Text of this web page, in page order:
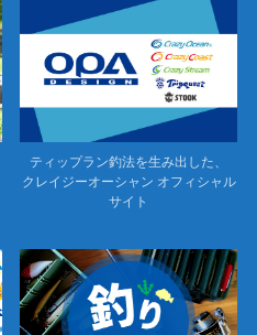
ティップラン釣法を生み出した、
クレイジーオーシャン オフィシャル
サイト